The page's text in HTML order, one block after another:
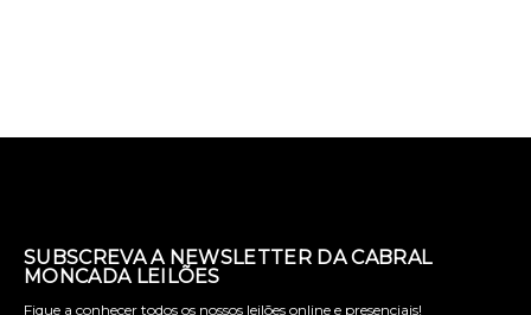
SUBSCREVA A NEWSLETTER DA CABRAL
MONCADA LEILÕES
Fique a conhecer todos os nossos leilões online e presenciais!